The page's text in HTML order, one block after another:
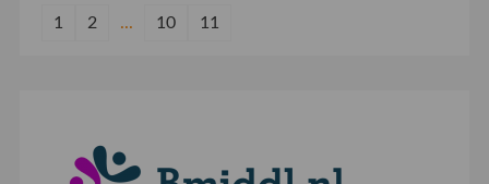
1 2 ... 10 11